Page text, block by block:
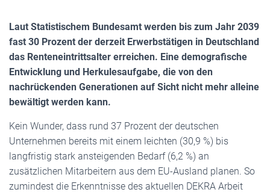
Laut Statistischem Bundesamt werden bis zum Jahr 2039
fast 30 Prozent der derzeit Erwerbstätigen in Deutschland
das Renteneintrittsalter erreichen. Eine demografische
Entwicklung und Herkulesaufgabe, die von den
nachrückenden Generationen auf Sicht nicht mehr alleine
bewältigt werden kann.
Kein Wunder, dass rund 37 Prozent der deutschen
Unternehmen bereits mit einem leichten (30,9 %) bis
langfristig stark ansteigenden Bedarf (6,2 %) an
zusätzlichen Mitarbeitern aus dem EU-Ausland planen. So
zumindest die Erkenntnisse des aktuellen DEKRA Arbeit